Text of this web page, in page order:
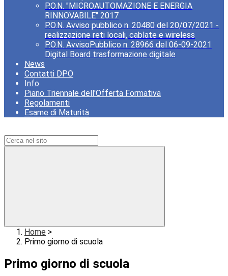
P.O.N. "MICROAUTOMAZIONE E ENERGIA
RINNOVABILE" 2017
P.O.N. Avviso pubblico n. 20480 del 20/07/2021 -
realizzazione reti locali, cablate e wireless
P.O.N. AvvisoPubblico n. 28966 del 06-09-2021
Digital Board trasformazione digitale
News
Contatti DPO
Info
Piano Triennale dell'Offerta Formativa
Regolamenti
Esame di Maturità
Home >
Primo giorno di scuola
Primo giorno di scuola